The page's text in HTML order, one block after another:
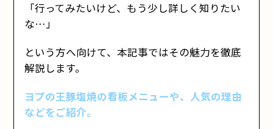
「行ってみたいけど、もう少し詳しく知りたい
な…」
という方へ向けて、本記事ではその魅力を徹底
解説します。
ヨプの王豚塩焼の看板メニューや、人気の理由
などをご紹介。